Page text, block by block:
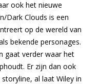
ook het nieuwe
Dark Clouds is een
op de wereld van
bekende personages.
gaat verder waar het
Er zijn dan ook
al laat Wiley in